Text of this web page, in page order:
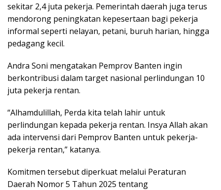
sekitar 2,4 juta pekerja. Pemerintah daerah juga terus
mendorong peningkatan kepesertaan bagi pekerja
informal seperti nelayan, petani, buruh harian, hingga
pedagang kecil.
Andra Soni mengatakan Pemprov Banten ingin
berkontribusi dalam target nasional perlindungan 10
juta pekerja rentan.
“Alhamdulillah, Perda kita telah lahir untuk
perlindungan kepada pekerja rentan. Insya Allah akan
ada intervensi dari Pemprov Banten untuk pekerja-
pekerja rentan,” katanya.
Komitmen tersebut diperkuat melalui Peraturan
Daerah Nomor 5 Tahun 2025 tentang